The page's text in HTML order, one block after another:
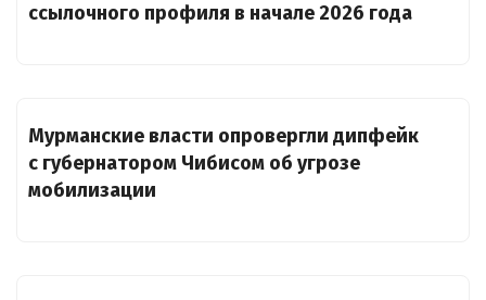
ссылочного профиля в начале 2026 года
Мурманские власти опровергли дипфейк
с губернатором Чибисом об угрозе
мобилизации